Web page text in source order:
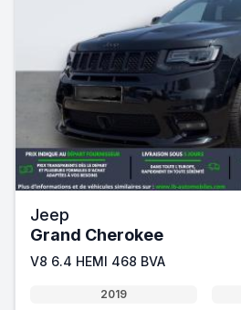
Jeep
Grand Cherokee
V8 6.4 HEMI 468 BVA
2019